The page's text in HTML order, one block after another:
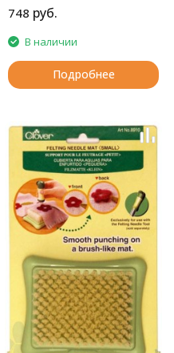
748 руб.
В наличии
Подробнее